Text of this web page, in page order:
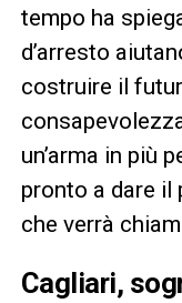
tempo ha
d’arresto
costruire il
un’arma in più
pronto a dare
che verrà
Cagliari,